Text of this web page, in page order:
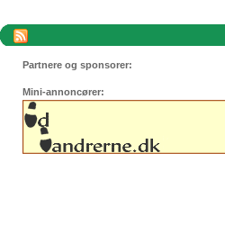
Partnere og sponsorer:
Mini-annoncører: